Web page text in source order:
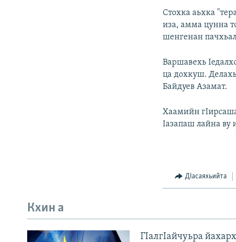
Стохка аьхка
иза, амма цунна
шенгенан
Варшавехь
ца дохкуш.
Байдуев Азамат.
Хаамийн
Iазапаш лайна ву
ДIасаяхьийта
Кхин а
ГIалгIайчуьра